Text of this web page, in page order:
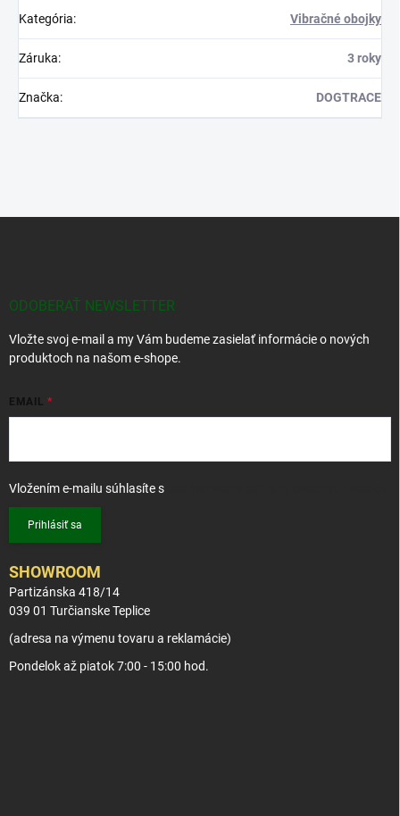
Kategória: Vibračné obojky
Záruka: 3 roky
Značka: DOGTRACE
ODOBERAŤ NEWSLETTER
Vložte svoj e-mail a my Vám budeme zasielať informácie o nových
produktoch na našom e-shope.
EMAIL
Vložením e-mailu súhlasíte s
Prihlásiť sa
SHOWROOM
Partizánska 418/14
039 01 Turčianske Teplice
(adresa na výmenu tovaru a reklamácie)
Pondelok až piatok 7:00 - 15:00 hod.